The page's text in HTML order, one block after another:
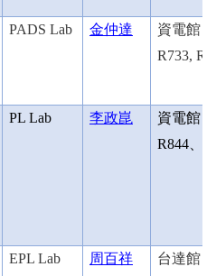
PADS Lab 金仲達
資電館
R733,
PL Lab 李政崑
資電館
R844
EPL Lab 周百祥
台達館